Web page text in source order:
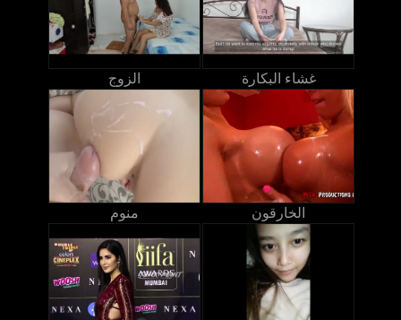
الزوج غشاء البكارة
منوم الخارقون